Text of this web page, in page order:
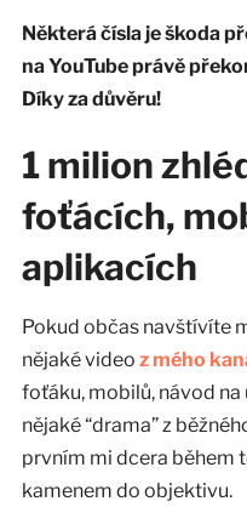
Některá čísla je škoda
na YouTube právě
Díky za důvěru!
1 milion
foťácích,
aplikacích
Pokud občas navštívíte
nějaké video z mého
foťáku, mobilů, návod
nějaké “drama” z
prvním mi dcera během
kamenem do objektivu.